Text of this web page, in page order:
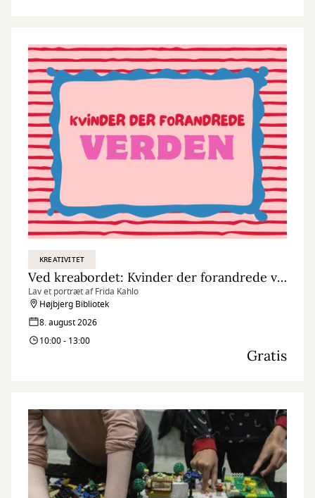
KREATIVITET
Ved kreabordet: Kvinder der forandrede verden
Lav et portræt af Frida Kahlo
Højbjerg Bibliotek
8. august 2026
10:00 - 13:00
Gratis